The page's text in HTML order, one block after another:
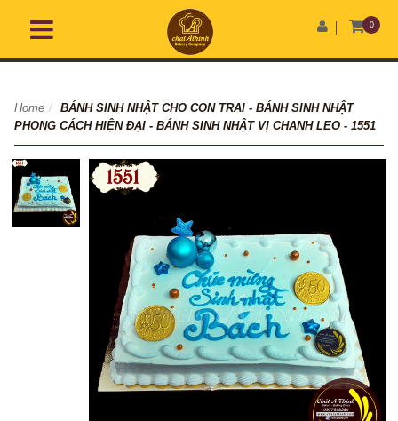
0
Home / BÁNH SINH NHẬT CHO CON TRAI - BÁNH SINH NHẬT
PHONG CÁCH HIỆN ĐẠI - BÁNH SINH NHẬT VỊ CHANH LEO - 1551